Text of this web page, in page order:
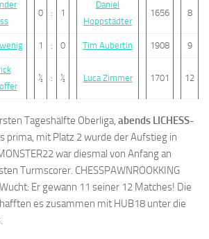
0 : 1
Daniel
Hoppstädter
1656 8
1 : 0 Tim Aubertin 1908 9
½ : ½ Luca Zimmer 1701 12
Tageshälfte Oberliga, abends LICHESS-
prima, mit Platz 2 wurde der Aufstieg in
war diesmal von Anfang an
Turmscorer. CHESSPAWNROOKKING
Er gewann 11 seiner 12 Matches! Die
es zusammen mit HUB18 unter die